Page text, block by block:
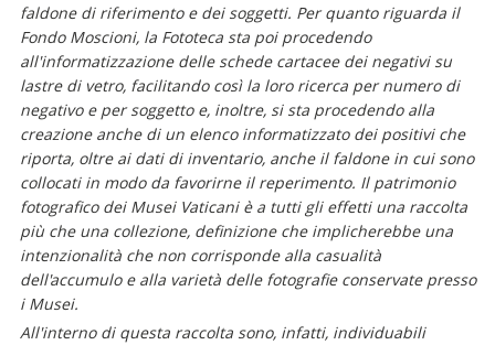
faldone di riferimento e dei soggetti. Per quanto riguarda il
Fondo Moscioni, la Fototeca sta poi procedendo
all'informatizzazione delle schede cartacee dei negativi su
lastre di vetro, facilitando così la loro ricerca per numero di
negativo e per soggetto e, inoltre, si sta procedendo alla
creazione anche di un elenco informatizzato dei positivi che
riporta, oltre ai dati di inventario, anche il faldone in cui sono
collocati in modo da favorirne il reperimento. Il patrimonio
fotografico dei Musei Vaticani è a tutti gli effetti una raccolta
più che una collezione, definizione che implicherebbe una
intenzionalità che non corrisponde alla casualità
dell'accumulo e alla varietà delle fotografie conservate presso
i Musei.
All'interno di questa raccolta sono, infatti, individuabili